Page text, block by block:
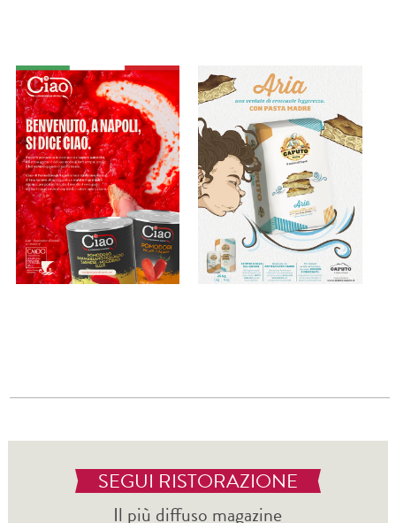
SEGUI RISTORAZIONE
Il più diffuso magazine